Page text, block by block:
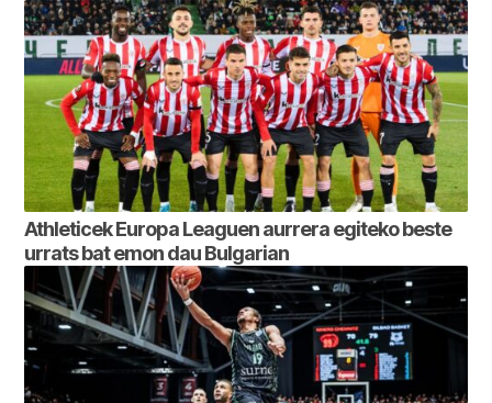
Athleticek Europa Leaguen aurrera egiteko beste
urrats bat emon dau Bulgarian